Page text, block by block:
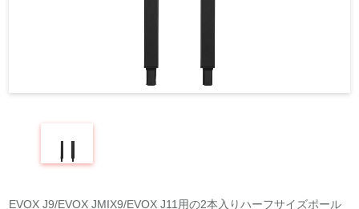
EVOX J9/EVOX JMIX9/EVOX J11用の2本入りハーフサイズポール